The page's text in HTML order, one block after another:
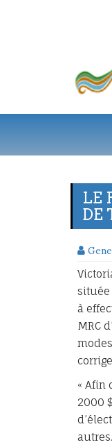
LE
DE
située
à
MRC
« Afin
2000